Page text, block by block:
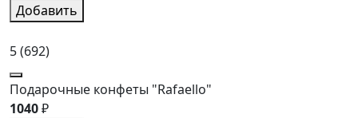
Добавить
5(692)
Подарочные конфеты "Rafaello"
1040₽